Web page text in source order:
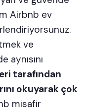
Airbnb ev
ve
aynısını
tarafından
okuyarak çok
misafir